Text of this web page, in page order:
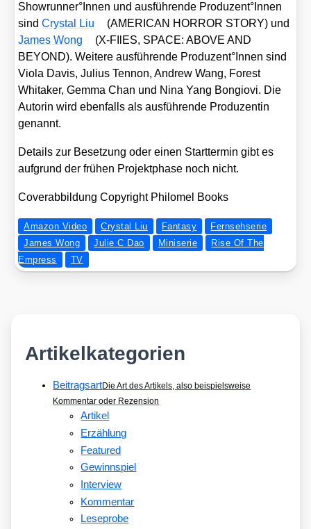
Showrunner°Innen und aus­füh­ren­de Produzent°Innen
sindCrys­tal Liu
(AMERICAN HORROR STORY) und
James Wong
(X‑FIlES, SPACE: ABOVE AND
BEYOND). Wei­te­re aus­füh­ren­de Produzent°Innen sind
Vio­la Davis, Juli­us Ten­non, Andrew Wang, Forest
Whita­ker, Gem­ma Chan und Nina Yang Bon­gio­vi. Die
Autorin wird eben­falls als aus­füh­ren­de Pro­du­zen­tin
genannt.
Details zur Beset­zung oder einen Start­ter­min gibt es
auf­grund der frü­hen Pro­jekt­pha­se noch nicht.
Cover­ab­bil­dung Copy­right Phi­lomel Books
Amazon Video Crystal Liu Fantasy
Fernsehserie
James Wong
Julie C Dao Miniserie
Rise Of The
Empress
TV
Artikelkategorien
BeitragsartDie Art des Artikels, also beispielsweise
Kommentar oder Rezension
Artikel
Erzählung
Featured
Gewinnspiel
Interview
Kommentar
Leseprobe